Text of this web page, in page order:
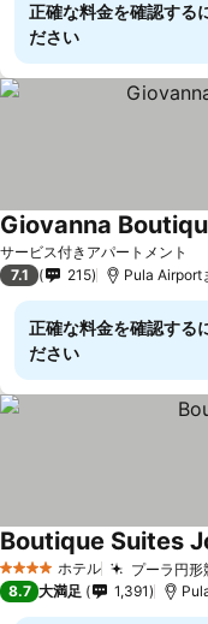
正確な料金を確認する
ださい
サービス付きアパートメント
Giovanna
7.1 215 Pula Airport
正確な料金を確認する
ださい
4 ホテルのランク
ホテル プーラ円形
Boutique Suites
8.7 大満足 1,391